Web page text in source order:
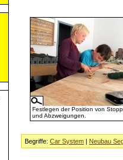
Festlegen der Position von
und Abzweigungen.
Begriffe:Car System | Neubau